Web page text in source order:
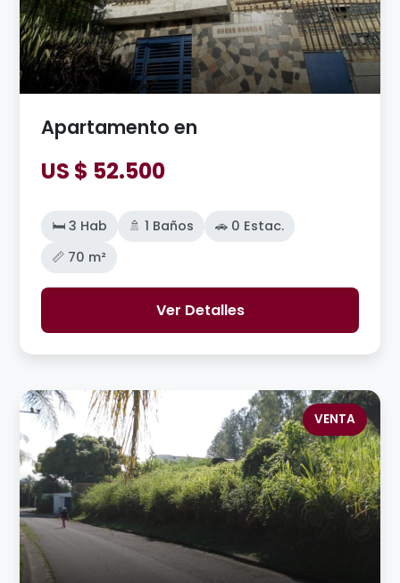
Apartamento en
US $ 52.500
🛏️ 3 Hab 🚿 1 Baños
🚗 0 Estac.
📏 70 m²
Ver Detalles
VENTA